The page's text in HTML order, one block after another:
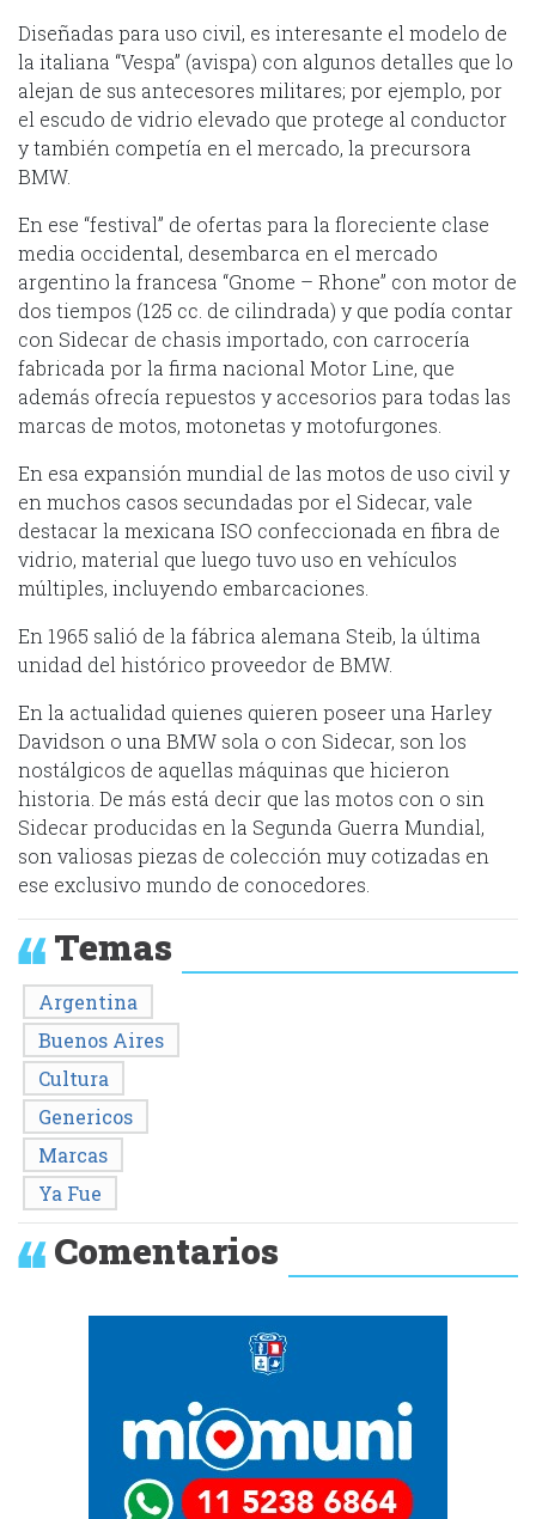
Diseñadas para uso civil, es interesante el modelo de
la italiana “Vespa” (avispa) con algunos detalles que lo
alejan de sus antecesores militares; por ejemplo, por
el escudo de vidrio elevado que protege al conductor
y también competía en el mercado, la precursora
BMW.
En ese “festival” de ofertas para la floreciente clase
media occidental, desembarca en el mercado
argentino la francesa “Gnome – Rhone” con motor de
dos tiempos (125 cc. de cilindrada) y que podía contar
con Sidecar de chasis importado, con carrocería
fabricada por la firma nacional Motor Line, que
además ofrecía repuestos y accesorios para todas las
marcas de motos, motonetas y motofurgones.
En esa expansión mundial de las motos de uso civil y
en muchos casos secundadas por el Sidecar, vale
destacar la mexicana ISO confeccionada en fibra de
vidrio, material que luego tuvo uso en vehículos
múltiples, incluyendo embarcaciones.
En 1965 salió de la fábrica alemana Steib, la última
unidad del histórico proveedor de BMW.
En la actualidad quienes quieren poseer una Harley
Davidson o una BMW sola o con Sidecar, son los
nostálgicos de aquellas máquinas que hicieron
historia. De más está decir que las motos con o sin
Sidecar producidas en la Segunda Guerra Mundial,
son valiosas piezas de colección muy cotizadas en
ese exclusivo mundo de conocedores.
Temas
Argentina
Buenos Aires
Cultura
Genericos
Marcas
Ya Fue
Comentarios